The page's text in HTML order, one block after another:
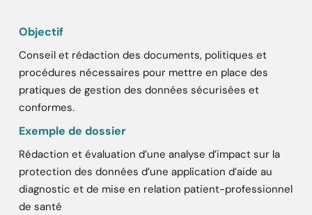
Objectif
Conseil et rédaction des documents, politiques et
procédures nécessaires pour mettre en place des
pratiques de gestion des données sécurisées et
conformes.
Exemple de dossier
Rédaction et évaluation d’une analyse d’impact sur la
protection des données d’une application d’aide au
diagnostic et de mise en relation patient-professionnel
de santé